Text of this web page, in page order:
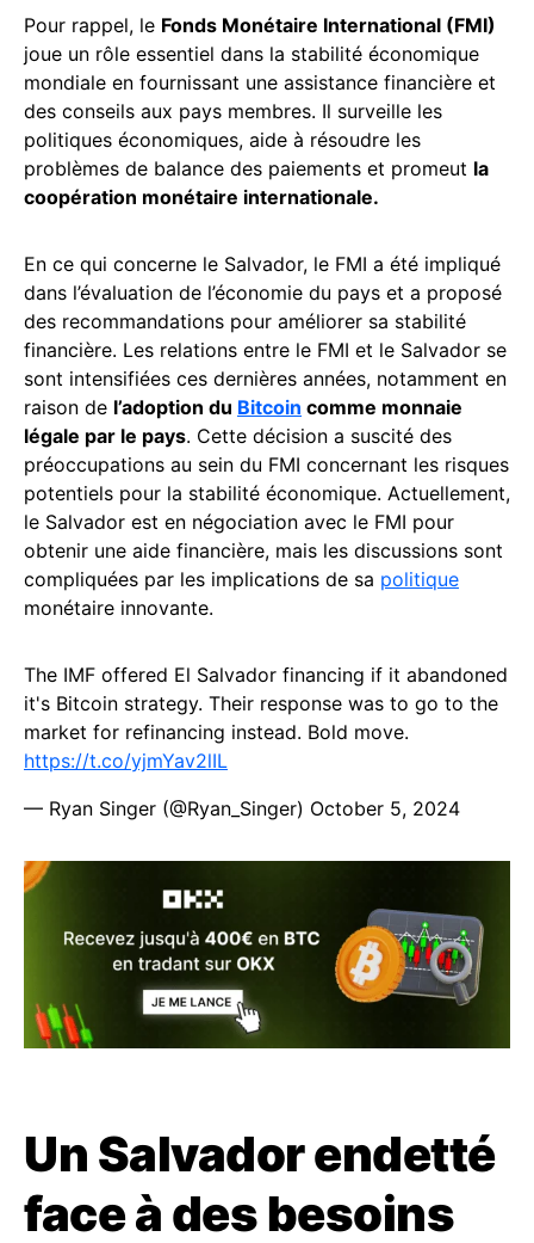
Pour rappel, le Fonds Monétaire International (FMI)
joue un rôle essentiel dans la stabilité économique
mondiale en fournissant une assistance financière et
des conseils aux pays membres. Il surveille les
politiques économiques, aide à résoudre les
problèmes de balance des paiements et promeut la
coopération monétaire internationale.
En ce qui concerne le Salvador, le FMI a été impliqué
dans l’évaluation de l’économie du pays et a proposé
des recommandations pour améliorer sa stabilité
financière. Les relations entre le FMI et le Salvador se
sont intensifiées ces dernières années, notamment en
raison de l’adoption du Bitcoin comme monnaie
légale par le pays. Cette décision a suscité des
préoccupations au sein du FMI concernant les risques
potentiels pour la stabilité économique. Actuellement,
le Salvador est en négociation avec le FMI pour
obtenir une aide financière, mais les discussions sont
compliquées par les implications de sa politique
monétaire innovante.
The IMF offered El Salvador financing if it abandoned
it's Bitcoin strategy. Their response was to go to the
market for refinancing instead. Bold move.
https://t.co/yjmYav2lIL
— Ryan Singer (@Ryan_Singer) October 5, 2024
Un Salvador endetté
face à des besoins